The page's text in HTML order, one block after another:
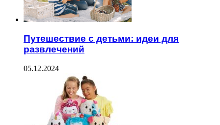
Путешествие с детьми: идеи для
развлечений
05.12.2024